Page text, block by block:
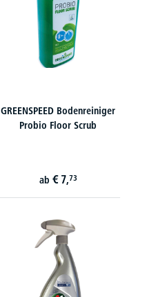
GREENSPEED Bodenreiniger
Probio Floor Scrub
ab € 7,73